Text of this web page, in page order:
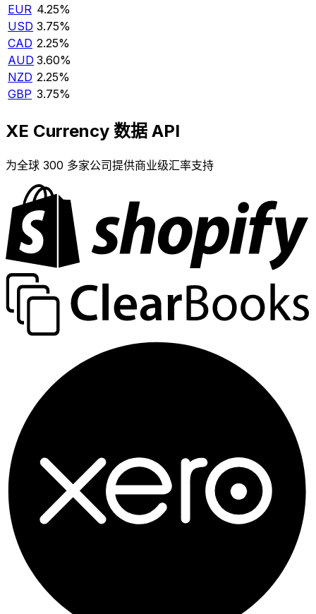
EUR 4.25%
USD 3.75%
CAD 2.25%
AUD 3.60%
NZD 2.25%
GBP 3.75%
XE Currency 数据 API
为全球 300 多家公司提供商业级汇率支持